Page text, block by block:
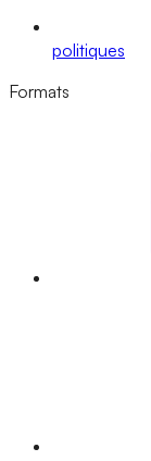
politiques
Formats